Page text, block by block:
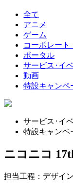
全て
アニメ
ゲーム
コーポレート
ポータル
サービス･イ
動画
特設キャンペ
サービス･イ
特設キャンペ
ニコニコ
担当工程：デザイ